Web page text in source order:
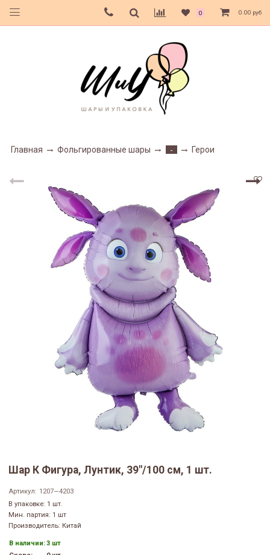
0 0.00 руб
Главная Фольгированные шары - Герои
Шар К Фигура, Лунтик, 39"/100 см, 1 шт.
Артикул: 1207—4203
В упаковке: 1 шт.
Мин. партия: 1 шт
Производитель: Китай
В наличии:3 шт